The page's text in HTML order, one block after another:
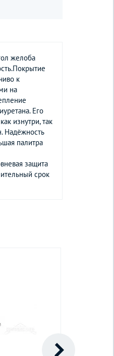
желоба
к
на
Его
изнутри, так
Надёжность
палитра
защита
срок